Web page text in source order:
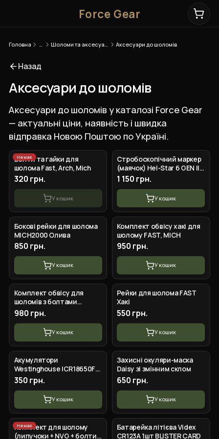
Force Gear
Головна Аксесуари до шоломів
Назад
Аксесуари до шоломів
Аксесуари до шоломів у каталозі Force Gear
— актуальні ціни, наявність і швидка
відправка Новою Поштою по Україні.
Немає
Болти та гайки для
шолома Fast, Arch, Mich
320 грн.
У кошик
Стробоскопічний маркер
(маячок) Hel-Star 6 GEN III
(R) для шолому Червоний
1 150 грн.
У кошик
Бокові рейки для шолома
MICH2000 Олива
850 грн.
У кошик
Комплект обвісу хакі для
шолому FAST, MICH
950 грн.
У кошик
Комплект обвісу для
шоломів з болтами
Чорний
980 грн.
У кошик
Рейки для шолома FAST
Хакі
550 грн.
У кошик
Акумулятори
Westinghouse ICR18650F
2500 mAh 3.7V Li-ion набір
2 шт у пластиковому боксі
18650
350 грн.
У кошик
Захисні окуляри-маска
Daisy зі змінним склом
650 грн.
У кошик
Немає
Комплект для шолому
(липучоки + NVG + болти
Батарейка літієва Videx
CR123A 1шт BLISTER CARD